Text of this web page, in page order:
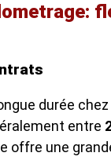
durée
entre
offre une